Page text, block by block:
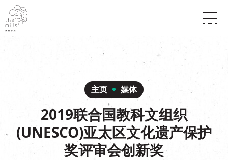
活动场地
世界之約
展覽
走进南丰纱厂
活化与保育
走进南丰纱厂
主页 媒体
2019联合国教科文组织
(UNESCO)亚太区文化遗产保护
奖评审会创新奖